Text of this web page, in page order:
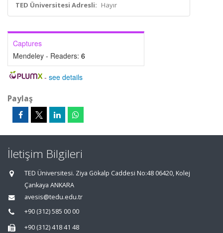
TED Üniversitesi Adresli: Hayır
Captures
Mendeley - Readers: 6
- see details
Paylaş
İletişim Bilgileri
TED Üniversitesi. Ziya Gökalp Caddesi No:48 06420, Kolej
Çankaya ANKARA
avesis@tedu.edu.tr
+90 (312) 585 00 00
+90 (312) 418 41 48